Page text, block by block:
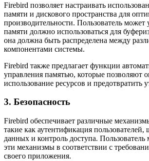
Firebird позволяет настраивать
памяти и дискового пространства для
производительности. Пользователь может
памяти должно использоваться для
она должна быть распределена между
компонентами системы.
Firebird также предлагает функции
управления памятью, которые позволяют
использование ресурсов и предотвратить
3. Безопасность
Firebird обеспечивает различные
такие как аутентификация
данных и контроль доступа. Пользователь
эти механизмы в соответствии с
своего приложения.